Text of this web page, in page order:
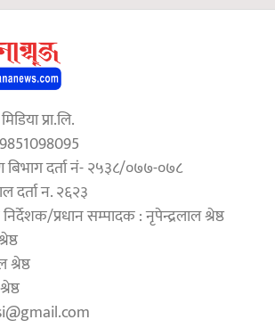
प्रा.लि.
बिभाग दर्ता नं- २५३८/०७७-०७८
दर्ता न. २६२३
प्रधान सम्पादक : नृपेन्द्रलाल श्रेष्ठ